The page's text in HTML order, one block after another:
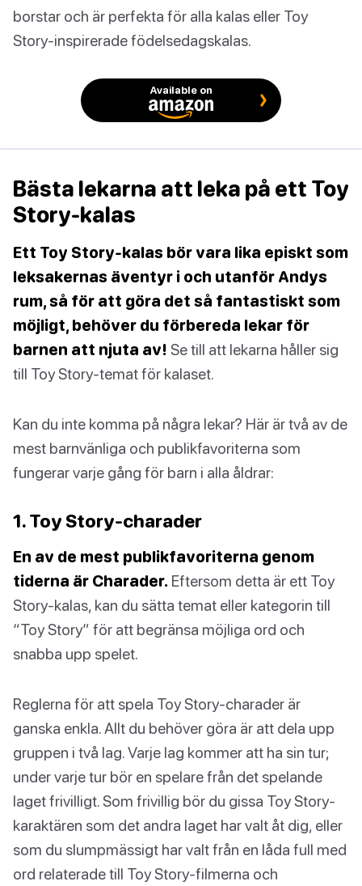
borstar och är perfekta för alla kalas eller Toy
Story-inspirerade födelsedagskalas.
Available on
Bästa lekarna att leka på ett Toy
Story-kalas
Ett Toy Story-kalas bör vara lika episkt som
leksakernas äventyr i och utanför Andys
rum, så för att göra det så fantastiskt som
möjligt, behöver du förbereda lekar för
barnen att njuta av! Se till att lekarna håller sig
till Toy Story-temat för kalaset.
Kan du inte komma på några lekar? Här är två av de
mest barnvänliga och publikfavoriterna som
fungerar varje gång för barn i alla åldrar:
1. Toy Story-charader
En av de mest publikfavoriterna genom
tiderna är Charader. Eftersom detta är ett Toy
Story-kalas, kan du sätta temat eller kategorin till
“Toy Story” för att begränsa möjliga ord och
snabba upp spelet.
Reglerna för att spela Toy Story-charader är
ganska enkla. Allt du behöver göra är att dela upp
gruppen i två lag. Varje lag kommer att ha sin tur;
under varje tur bör en spelare från det spelande
laget frivilligt. Som frivillig bör du gissa Toy Story-
karaktären som det andra laget har valt åt dig, eller
som du slumpmässigt har valt från en låda full med
ord relaterade till Toy Story-filmerna och